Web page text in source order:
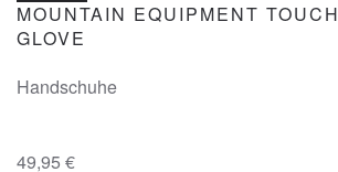
MOUNTAIN EQUIPMENT
GLOVE
Handschuhe
49,95 €